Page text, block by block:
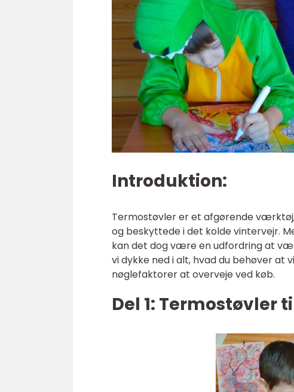
Introduktion:
Termostøvler er et afgørende
og beskyttede i det kolde vintervejr.
kan det dog være en udfordring at
vi dykke ned i alt, hvad du behøver
nøglefaktorer at overveje ved køb.
Del 1: Termostøvler